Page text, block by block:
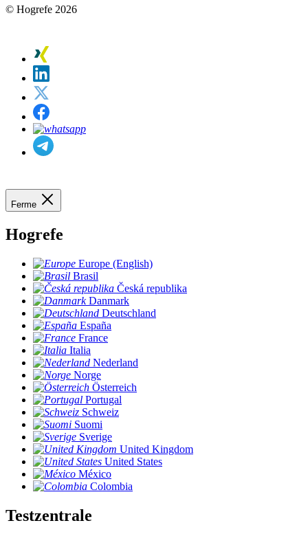
© Hogrefe 2026
Ferme
Hogrefe
Europe (English)
Brasil
Česká republika
Danmark
Deutschland
España
France
Italia
Nederland
Norge
Österreich
Portugal
Schweiz
Suomi
Sverige
United Kingdom
United States
México
Colombia
Testzentrale